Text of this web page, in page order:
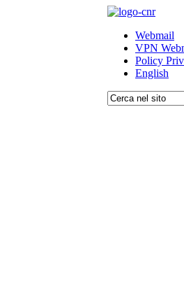
Webmail
VPN
Policy
English